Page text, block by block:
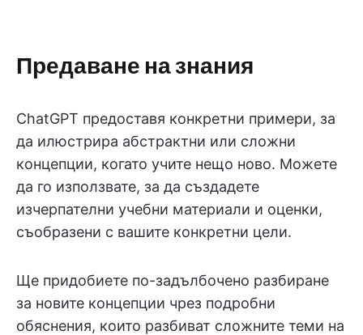
Предаване на знания
ChatGPT предоставя конкретни примери, за
да илюстрира абстрактни или сложни
концепции, когато учите нещо ново. Можете
да го използвате, за да създадете
изчерпателни учебни материали и оценки,
съобразени с вашите конкретни цели.
Ще придобиете по-задълбочено разбиране
за новите концепции чрез подробни
обяснения, които разбиват сложните теми на